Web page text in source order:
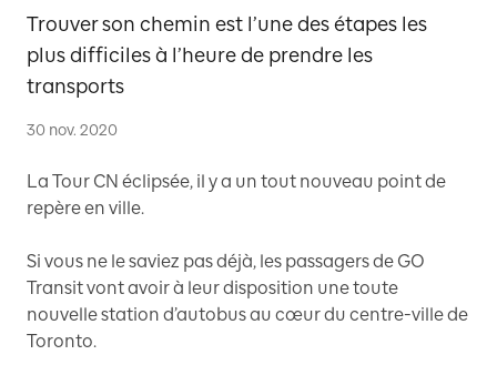
Trouver son chemin est l’une des étapes les
plus difficiles à l’heure de prendre les
transports
30 nov. 2020
La Tour CN éclipsée, il y a un tout nouveau point de
repère en ville.
Si vous ne le saviez pas déjà, les passagers de GO
Transit vont avoir à leur disposition une toute
nouvelle station d’autobus au cœur du centre-ville de
Toronto.